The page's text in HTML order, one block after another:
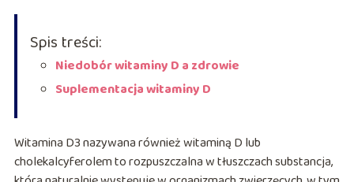
Spis treści:
Niedobór witaminy D a zdrowie
Suplementacja witaminy D
Witamina D3 nazywana również witaminą D lub
cholekalcyferolem to rozpuszczalna w tłuszczach substancja,